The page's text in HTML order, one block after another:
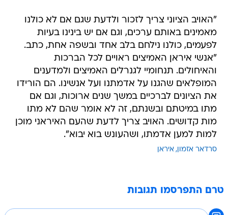
"האויב הציוני צריך לזכור ולדעת שגם אם לא כולנו
מאמינים באותם ערכים, וגם אם יש בינינו בעיות
לפעמים, כולנו נילחם בלב אחד ובשפה אחת, כתב.
"אנשי איראן האמיצים ראויים לכל הברכות
והאיחולים. תנחומיי לגנרלים האמיצים ולמדענים
המופלאים שהגנו על אדמתנו ועל אנשינו. הם הורידו
את הציונים לברכיים במשך שנים ארוכות, וגם אם
מתו במיטתם ובשנתם, זה לא אומר שהם לא מתו
מות קדושים. האויב צריך לדעת שהעם האיראני מוכן
למות למען אדמתו, ושהעונש בוא יבוא".
סרדאר אזמון איראן
טרם התפרסמו תגובות